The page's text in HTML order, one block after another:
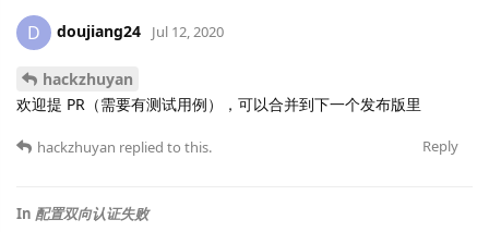
D doujiang24 Jul 12, 2020
hackzhuyan
欢迎提 PR（需要有测试用例），可以合并到下一个发布版里
Reply
hackzhuyan replied to this.
In 配置双向认证失败